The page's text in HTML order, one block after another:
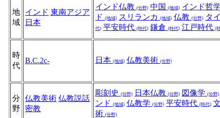
地
域
インド 東南アジア
日本
インド仏教 (分野) 中国 (地域) インド哲
ド (地域) スリランカ (地域) 仏教 (分野) タ
代) 平安時代 (時代) 鎌倉 (時代) 江戸時代 (
時
代
B.C.2c- 日本 (地域) 仏教美術 (分野)
分
野
仏教美術 仏教説話
密教
彫刻史 (分野) 日本仏教 (分野) 図像学 (分野)
ンド (地域) 仏教学 (分野) 平安時代 (時代)
術 (分野)